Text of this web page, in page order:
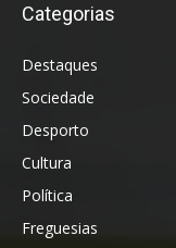
Categorias
Destaques
Sociedade
Desporto
Cultura
Política
Freguesias